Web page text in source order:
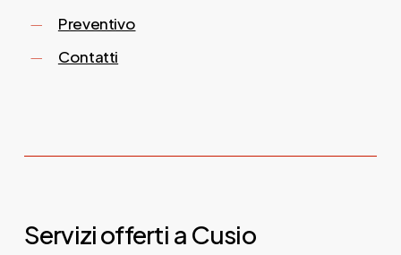
Preventivo
Contatti
Servizi offerti a Cusio